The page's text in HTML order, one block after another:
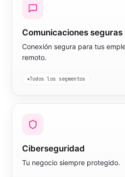
Comunicaciones seguras
Conexión segura para tus
remoto.
Todos los segmentos
Ciberseguridad
Tu negocio siempre protegido.